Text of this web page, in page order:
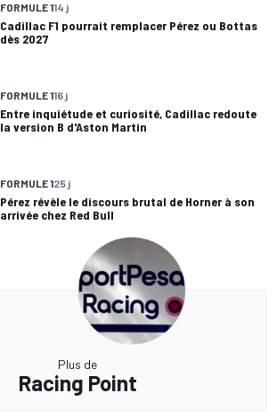
FORMULE 114 j
Cadillac F1 pourrait remplacer Pérez ou Bottas
dès 2027
FORMULE 116 j
Entre inquiétude et curiosité, Cadillac redoute
la version B d'Aston Martin
FORMULE 125 j
Pérez révèle le discours brutal de Horner à son
arrivée chez Red Bull
Plus de
Racing Point